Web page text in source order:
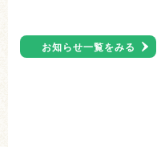
お知らせ一覧をみる